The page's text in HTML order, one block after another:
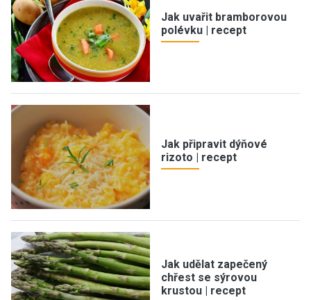
Jak uvařit bramborovou
polévku | recept
Jak připravit dýňové
rizoto | recept
Jak udělat zapečený
chřest se sýrovou
krustou | recept